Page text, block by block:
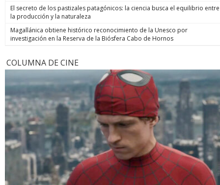
El secreto de los pastizales patagónicos: la ciencia busca el equilibrio entre
la producción y la naturaleza
Magallánica obtiene histórico reconocimiento de la Unesco por
investigación en la Reserva de la Biósfera Cabo de Hornos
COLUMNA DE CINE